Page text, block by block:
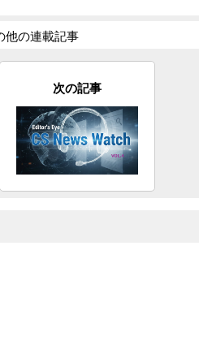
他の連載記事
次の記事